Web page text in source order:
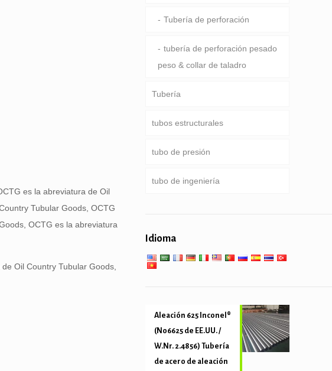
es la abreviatura de Oil
Tubular Goods, OCTG
OCTG es la abreviatura
Oil Country Tubular Goods,
Tubería de perforación
tubería de perforación pesado
peso & collar de taladro
Tubería
ducto común
Servicio especial y recubiertos
tubos estructurales
Ronda, Plaza & tubo
perforación
tubo de presión
Caldera, intercambiador de
Servicio de baja temperatura
alta
tubo de ingeniería
tubo mecánica y precisión
Idioma
Aleación 625 Inconel®
(N06625 de EE.UU. /
W.Nr. 2.4856) Tubería
de acero de aleación